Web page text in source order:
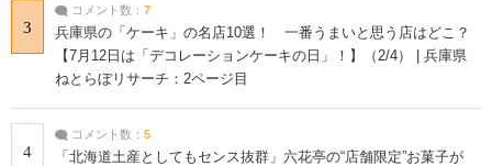
3
コメント数： 7
兵庫県の「ケーキ」の名店10選！ 一番うまいと思う店はどこ？
【7月12日は「デコレーションケーキの日」！】（2/4） | 兵庫県
ねとらぼリサーチ：2ページ目
4
コメント数： 5
「北海道土産としてもセンス抜群」六花亭の“店舗限定”お菓子が